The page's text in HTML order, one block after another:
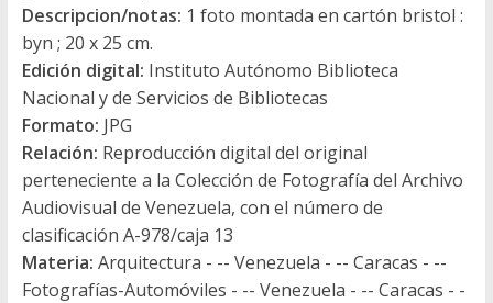
Descripcion/notas: 1 foto montada en cartón bristol :
byn ; 20 x 25 cm.
Edición digital: Instituto Autónomo Biblioteca
Nacional y de Servicios de Bibliotecas
Formato: JPG
Relación: Reproducción digital del original
perteneciente a la Colección de Fotografía del Archivo
Audiovisual de Venezuela, con el número de
clasificación A-978/caja 13
Materia: Arquitectura - -- Venezuela - -- Caracas - --
Fotografías-Automóviles - -- Venezuela - -- Caracas - -